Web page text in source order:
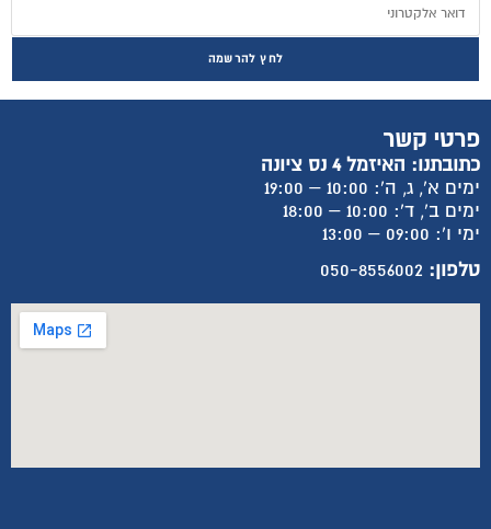
לחץ להרשמה
פרטי קשר
כתובתנו: האיזמל 4 נס ציונה
ימים א', ג, ה': 10:00 – 19:00
ימים ב', ד': 10:00 – 18:00
ימי ו': 09:00 – 13:00
טלפון: 050-8556002